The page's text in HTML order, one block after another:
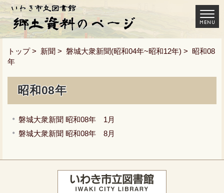
トップ> 新聞 > 磐城大衆新聞(昭和04年~昭和12年) > 昭和08
年
昭和08年
磐城大衆新聞 昭和08年 1月
磐城大衆新聞 昭和08年 8月